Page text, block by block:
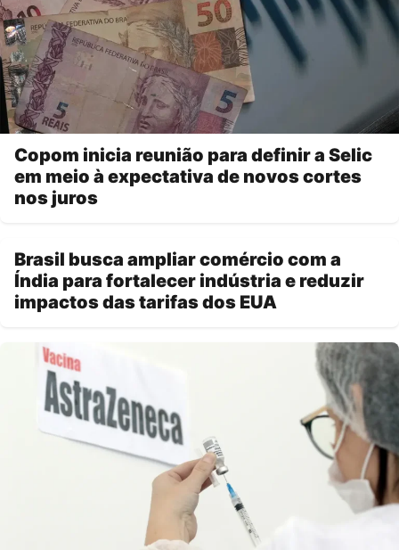
Copom inicia reunião para definir a Selic
em meio à expectativa de novos cortes
nos juros
Brasil busca ampliar comércio com a
Índia para fortalecer indústria e reduzir
impactos das tarifas dos EUA